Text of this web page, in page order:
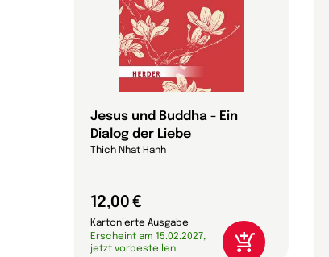
Jesus und Buddha - Ein
Dialog der Liebe
Thich Nhat Hanh
12,00 €
Kartonierte Ausgabe
Erscheint am 15.02.2027,
jetzt vorbestellen